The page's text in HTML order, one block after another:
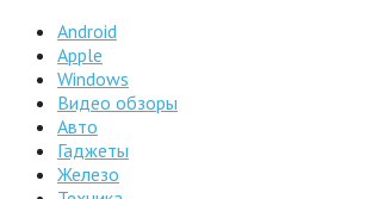
Android
Apple
Windows
Видео обзоры
Авто
Гаджеты
Железо